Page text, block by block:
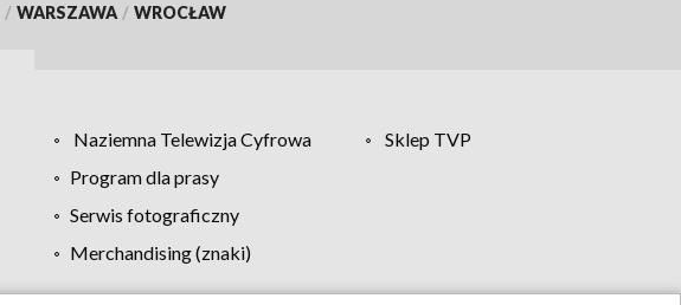
/ WARSZAWA / WROCŁAW
Naziemna Telewizja Cyfrowa
Sklep TVP
Program dla prasy
Serwis fotograficzny
Merchandising (znaki)